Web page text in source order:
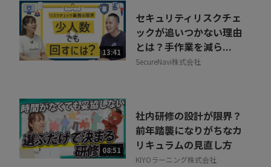
13:41
セキュリティリスクチェ
ックが追いつかない理由
とは？手作業を減ら...
SecureNavi株式会社
08:51
社内研修の設計が限界？
前年踏襲になりがちなカ
リキュラムの見直し方
KIYOラーニング株式会社